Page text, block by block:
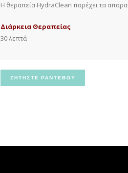
Η θεραπεία HydraClean παρέχει τα
Διάρκεια Θεραπείας
30 λεπτά
ΖΗΤΗΣΤΕ ΡΑΝΤΕΒΟΥ